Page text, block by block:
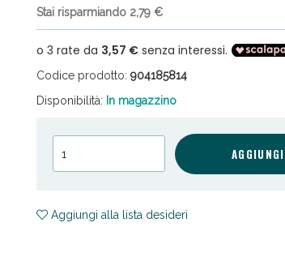
Stai risparmiando 2,79 €
Codice prodotto: 904185814
Disponibilità: In magazzino
Aggiungi alla lista desideri
e Multivitaminici: oggi Sconto